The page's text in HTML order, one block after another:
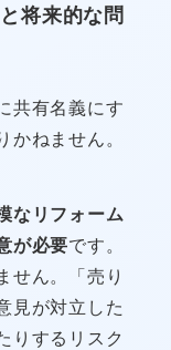
将来的な問
共有名義にす
ねません。
なリフォーム
が必要です。
せん。「売り
見が対立した
りするリスク